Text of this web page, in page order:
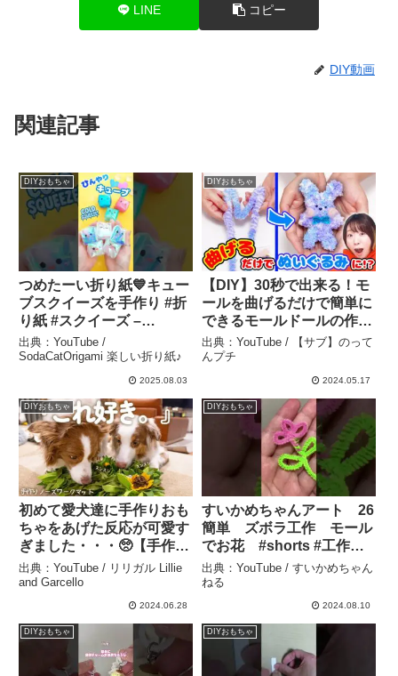
LINE コピー
DIY動画
関連記事
DIYおもちゃ
つめたーい折り紙💙キュー
ブスクイーズを手作り #折
り紙 #スクイーズ –
SodaCatOrigami 楽しい折
り紙♪
出典：YouTube /
SodaCatOrigami 楽しい折り紙♪
2025.08.03
DIYおもちゃ
【DIY】30秒で出来る！モ
ールを曲げるだけで簡単に
できるモールドールの作り
方🐰【海外で話題】 – 【サ
ブ】のってんプチ
出典：YouTube / 【サブ】のって
んプチ
2024.05.17
DIYおもちゃ
初めて愛犬達に手作りおも
ちゃをあげた反応が可愛す
ぎました・・・🥺【手作り
ノーズワークマット】 – リ
リガル Lillie and Garcello
出典：YouTube / リリガル Lillie
and Garcello
2024.06.28
DIYおもちゃ
すいかめちゃんアート 26
簡単 ズボラ工作 モール
でお花 #shorts #工作
#art #crafts #モール – すい
かめちゃんねる
出典：YouTube / すいかめちゃん
ねる
2024.08.10
DIYおもちゃ DIYおもちゃ